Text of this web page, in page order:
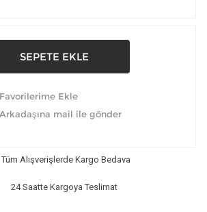
Tüm Alışverişlerde Kargo Bedava
24 Saatte Kargoya Teslimat